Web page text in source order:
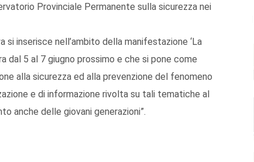
Provinciale Permanente sulla sicurezza nei
si inserisce nell’ambito della manifestazione ‘La
dal 5 al 7 giugno prossimo e che si pone come
alla sicurezza ed alla prevenzione del fenomeno
e di informazione rivolta su tali tematiche al
anche delle giovani generazioni”.